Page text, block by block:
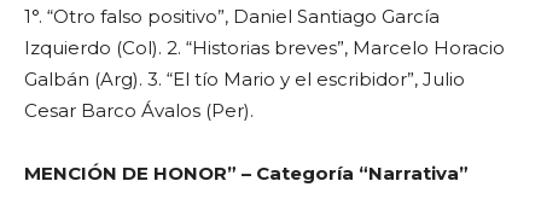
1°. “Otro falso positivo”, Daniel Santiago García
Izquierdo (Col). 2. “Historias breves”, Marcelo Horacio
Galbán (Arg). 3. “El tío Mario y el escribidor”, Julio
Cesar Barco Ávalos (Per).
MENCIÓN DE HONOR” – Categoría “Narrativa”